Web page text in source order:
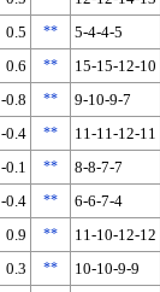
0.5 ** 5-4-4-5
0.6 ** 15-15-12-10
-0.8 ** 9-10-9-7
-0.4 ** 11-11-12-11
-0.1 ** 8-8-7-7
-0.4 ** 6-6-7-4
0.9 ** 11-10-12-12
0.3 ** 10-10-9-9